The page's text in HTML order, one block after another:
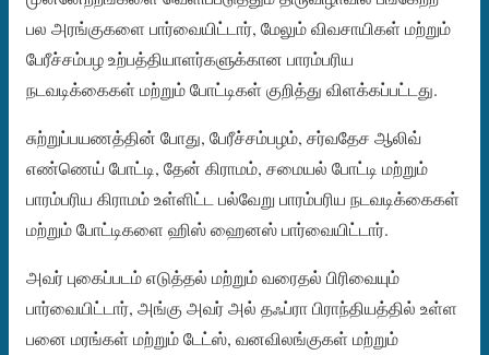
பல அரங்குகளை பார்வையிட்டார், மேலும் விவசாயிகள் மற்றும்
பேரீச்சம்பழ உற்பத்தியாளர்களுக்கான பாரம்பரிய
நடவடிக்கைகள் மற்றும் போட்டிகள் குறித்து விளக்கப்பட்டது.
சுற்றுப்பயணத்தின் போது, ​​பேரீச்சம்பழம், சர்வதேச ஆலிவ்
எண்ணெய் போட்டி, தேன் கிராமம், சமையல் போட்டி மற்றும்
பாரம்பரிய கிராமம் உள்ளிட்ட பல்வேறு பாரம்பரிய நடவடிக்கைகள்
மற்றும் போட்டிகளை ஹிஸ் ஹைனஸ் பார்வையிட்டார்.
அவர் புகைப்படம் எடுத்தல் மற்றும் வரைதல் பிரிவையும்
பார்வையிட்டார், அங்கு அவர் அல் தஃப்ரா பிராந்தியத்தில் உள்ள
பனை மரங்கள் மற்றும் டேட்ஸ், வனவிலங்குகள் மற்றும்